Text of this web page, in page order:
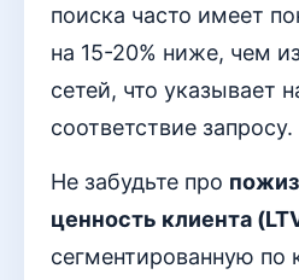
поиска часто имеет
на 15-20% ниже, чем
сетей, что указывает
соответствие запросу.
Не забудьте про
ценность клиента
сегментированную по